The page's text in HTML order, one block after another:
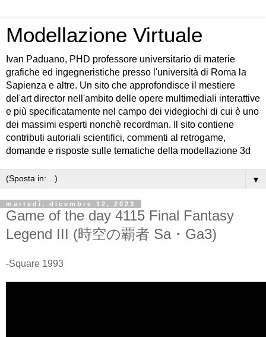
Modellazione Virtuale
Ivan Paduano, PHD professore universitario di materie
grafiche ed ingegneristiche presso l'università di Roma la
Sapienza e altre. Un sito che approfondisce il mestiere
del'art director nell'ambito delle opere multimediali interattive
e più specificatamente nel campo dei videgiochi di cui è uno
dei massimi esperti nonchè recordman. Il sito contiene
contributi autoriali scientifici, commenti al retrogame,
domande e risposte sulle tematiche della modellazione 3d
▼
martedì, dicembre 12, 2023
Game of the day 4115 Final Fantasy
Legend III (時空の覇者 Sa・Ga3)
-Square 1993